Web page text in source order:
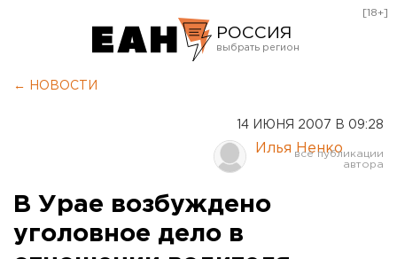
РОССИЯ
Курган
Оренбург
[18+]
← НОВОСТИ
14 ИЮНЯ 2007 В 09:28
Илья Ненко
В Урае возбуждено
уголовное дело в